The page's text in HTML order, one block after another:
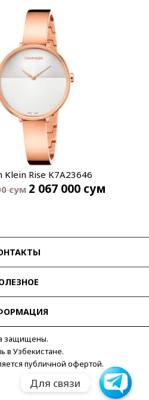
Klein Rise K7A23646
сум 2 067 000 сум
защищены.
в Узбекистане.
публичной офертой.
Для связи
Для связи